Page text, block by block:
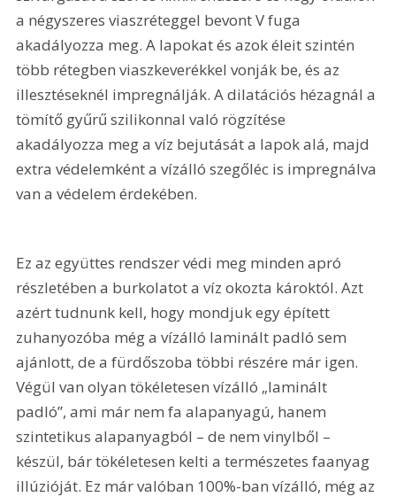
a négyszeres viaszréteggel bevont V fuga
akadályozza meg. A lapokat és azok éleit szintén
több rétegben viaszkeverékkel vonják be, és az
illesztéseknél impregnálják. A dilatációs hézagnál a
tömítő gyűrű szilikonnal való rögzítése
akadályozza meg a víz bejutását a lapok alá, majd
extra védelemként a vízálló szegőléc is impregnálva
van a védelem érdekében.
Ez az együttes rendszer védi meg minden apró
részletében a burkolatot a víz okozta károktól. Azt
azért tudnunk kell, hogy mondjuk egy épített
zuhanyozóba még a vízálló laminált padló sem
ajánlott, de a fürdőszoba többi részére már igen.
Végül van olyan tökéletesen vízálló „laminált
padló”, ami már nem fa alapanyagú, hanem
szintetikus alapanyagból – de nem vinylből –
készül, bár tökéletesen kelti a természetes faanyag
illúzióját. Ez már valóban 100%-ban vízálló, még az